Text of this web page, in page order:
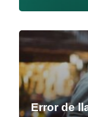
Error de